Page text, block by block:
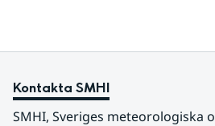
Kontakta SMHI
SMHI, Sveriges meteorologiska